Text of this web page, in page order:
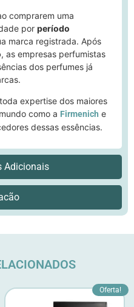
Adicionais
comprarem uma
por período
marca registrada. Após
, as empresas perfumistas
dos perfumes já
expertise dos maiores
como a Firmenich e
dessas essências.
Oferta!